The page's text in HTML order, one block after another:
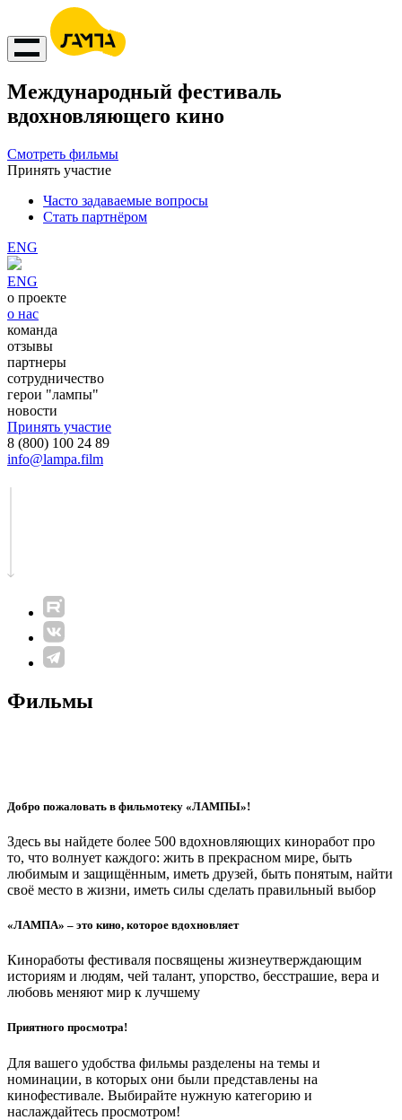
Международный фестиваль
вдохновляющего кино
Смотреть фильмы
Принять участие
Часто задаваемые вопросы
Стать партнёром
ENG
ENG
о проекте
о нас
команда
отзывы
партнеры
сотрудничество
герои "лампы"
новости
Принять участие
8 (800) 100 24 89
info@lampa.film
Фильмы
Добро пожаловать в фильмотеку «ЛАМПЫ»!
Здесь вы найдете более 500 вдохновляющих киноработ про
то, что волнует каждого: жить в прекрасном мире, быть
любимым и защищённым, иметь друзей, быть понятым, найти
своё место в жизни, иметь силы сделать правильный выбор
«ЛАМПА» – это кино, которое вдохновляет
Киноработы фестиваля посвящены жизнеутверждающим
историям и людям, чей талант, упорство, бесстрашие, вера и
любовь меняют мир к лучшему
Приятного просмотра!
Для вашего удобства фильмы разделены на темы и
номинации, в которых они были представлены на
кинофестивале. Выбирайте нужную категорию и
наслаждайтесь просмотром!